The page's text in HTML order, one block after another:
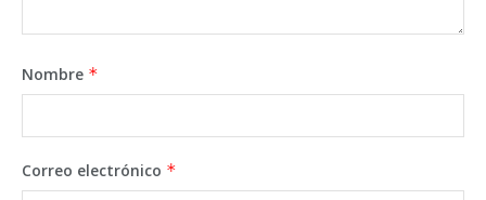
Nombre *
Correo electrónico *